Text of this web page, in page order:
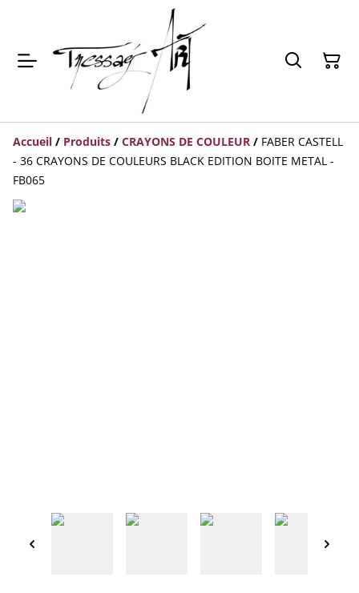
Accueil / Produits / CRAYONS DE COULEUR / FABER CASTELL
- 36 CRAYONS DE COULEURS BLACK EDITION BOITE METAL -
FB065